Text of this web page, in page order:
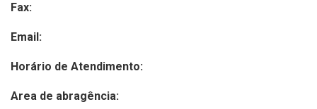
Fax:
Email:
Horário de Atendimento:
Area de abragência: